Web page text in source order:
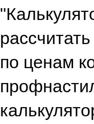
по ценам